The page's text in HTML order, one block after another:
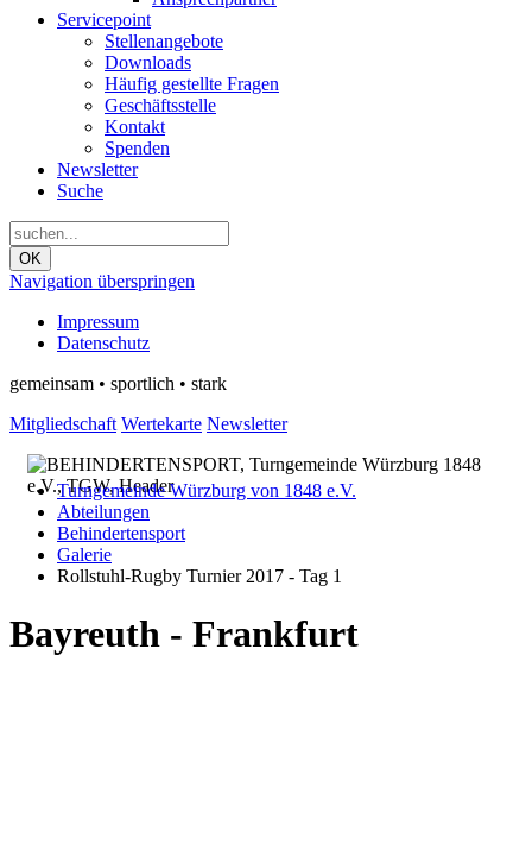
Servicepoint
Stellenangebote
Downloads
Häufig gestellte Fragen
Geschäftsstelle
Kontakt
Spenden
Newsletter
Suche
OK
Navigation überspringen
Impressum
Datenschutz
gemeinsam • sportlich • stark
Mitgliedschaft Wertekarte Newsletter
Turngemeinde Würzburg von 1848 e.V.
Abteilungen
Behindertensport
Galerie
Rollstuhl-Rugby Turnier 2017 - Tag 1
Bayreuth - Frankfurt